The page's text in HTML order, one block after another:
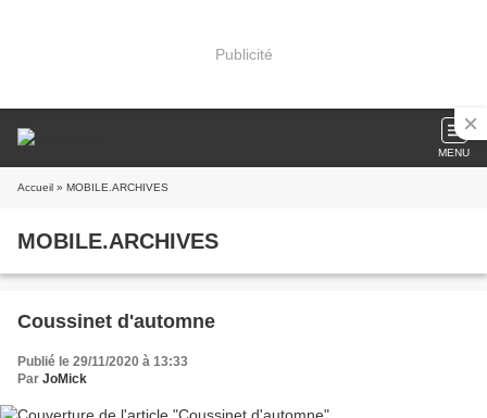
Publicité
MENU
Accueil » MOBILE.ARCHIVES
MOBILE.ARCHIVES
Coussinet d'automne
Publié le 29/11/2020 à 13:33
Par JoMick